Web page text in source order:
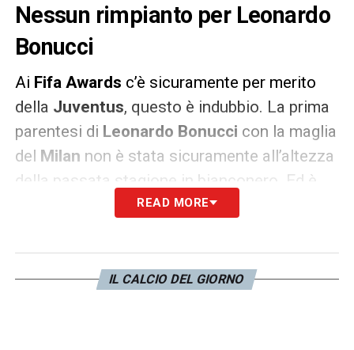
Nessun rimpianto per Leonardo
Bonucci
Ai Fifa Awards c’è sicuramente per merito
della Juventus, questo è indubbio. La prima
parentesi di Leonardo Bonucci con la maglia
del Milan non è stata sicuramente all’altezza
della passata stagione in bianconero. Ed è
proprio da Londra, dove viene inserito nella
torna a parlare dell’episodio che gli è costato
l’espulsione e la conseguente squalifica di
READ MORE
IL CALCIO DEL GIORNO